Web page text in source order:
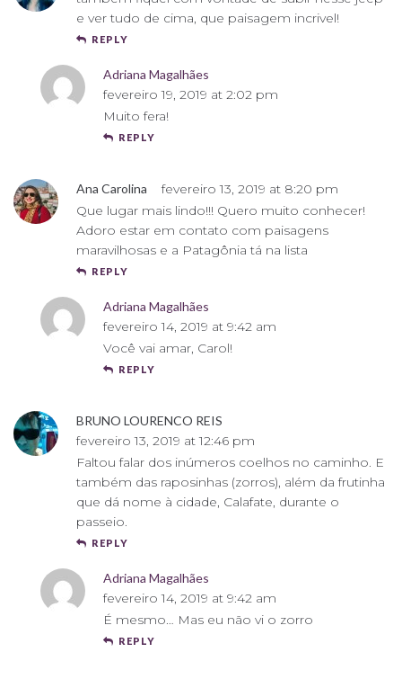
e ver tudo de cima, que paisagem incrivel!
REPLY
Adriana Magalhães
fevereiro 19, 2019 at 2:02 pm
Muito fera!
REPLY
Ana Carolina
fevereiro 13, 2019 at 8:20 pm
Que lugar mais lindo!!! Quero muito conhecer!
Adoro estar em contato com paisagens
maravilhosas e a Patagônia tá na lista
REPLY
Adriana Magalhães
fevereiro 14, 2019 at 9:42 am
Você vai amar, Carol!
REPLY
BRUNO LOURENCO REIS
fevereiro 13, 2019 at 12:46 pm
Faltou falar dos inúmeros coelhos no caminho. E
também das raposinhas (zorros), além da frutinha
que dá nome à cidade, Calafate, durante o
passeio.
REPLY
Adriana Magalhães
fevereiro 14, 2019 at 9:42 am
É mesmo… Mas eu não vi o zorro
REPLY